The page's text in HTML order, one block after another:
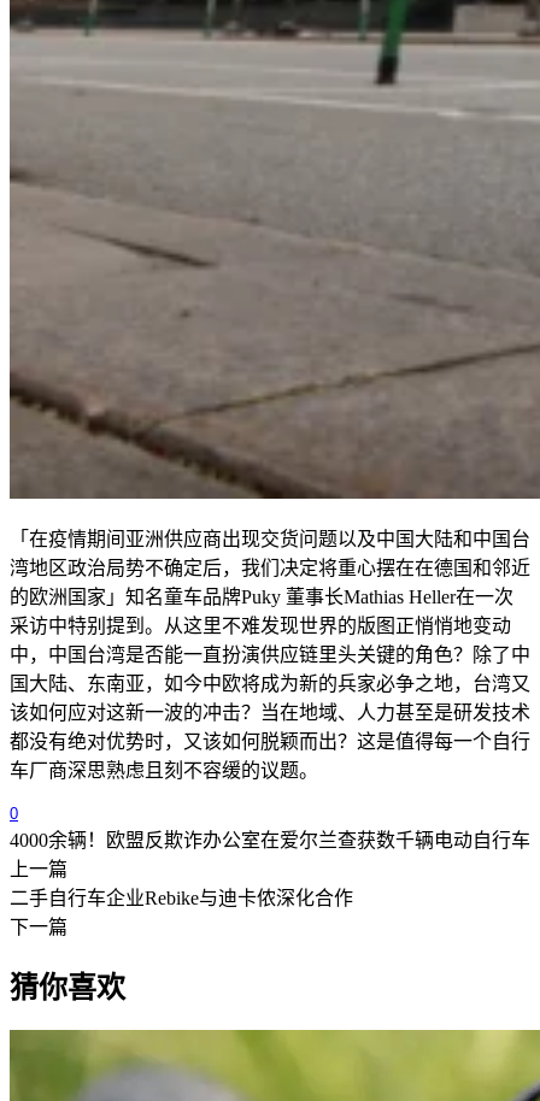
「在疫情期间亚洲供应商出现交货问题以及中国大陆和中国台
湾地区政治局势不确定后，我们决定将重心摆在在德国和邻近
的欧洲国家」知名童车品牌Puky 董事长Mathias Heller在一次
采访中特别提到。从这里不难发现世界的版图正悄悄地变动
中，中国台湾是否能一直扮演供应链里头关键的角色？除了中
国大陆、东南亚，如今中欧将成为新的兵家必争之地，台湾又
该如何应对这新一波的冲击？当在地域、人力甚至是研发技术
都没有绝对优势时，又该如何脱颖而出？这是值得每一个自行
车厂商深思熟虑且刻不容缓的议题。
0
4000余辆！欧盟反欺诈办公室在爱尔兰查获数千辆电动自行车
上一篇
二手自行车企业Rebike与迪卡侬深化合作
下一篇
猜你喜欢